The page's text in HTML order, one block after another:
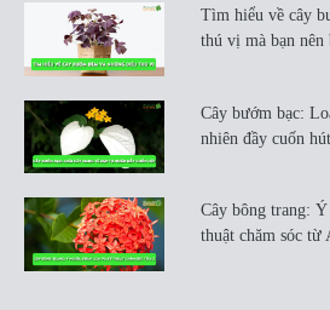
Tìm hiểu về cây
thú vị mà bạn nên
Cây bướm bạc:
nhiên đầy cuốn hút
Cây bông trang:
thuật chăm sóc từ